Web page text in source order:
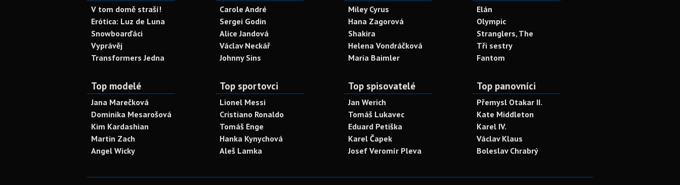
V tom domě straší!
Erótica: Luz de Luna
Snowboarďáci
Vyprávěj
Transformers Jedna
Carole André
Sergei Godin
Alice Jandová
Václav Neckář
Johnny Sins
Miley Cyrus
Hana Zagorová
Shakira
Helena Vondráčková
Maria Baimler
Elán
Olympic
Stranglers, The
Tři sestry
Fantom
Top modelé
Jana Marečková
Dominika Mesarošová
Kim Kardashian
Martin Zach
Angel Wicky
Top sportovci
Lionel Messi
Cristiano Ronaldo
Tomáš Enge
Hanka Kynychová
Aleš Lamka
Top spisovatelé
Jan Werich
Tomáš Lukavec
Eduard Petiška
Karel Čapek
Josef Veromír Pleva
Top panovníci
Přemysl Otakar II.
Kate Middleton
Karel IV.
Václav Klaus
Boleslav Chrabrý